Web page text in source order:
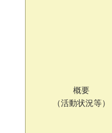
概要
（活動状況等）